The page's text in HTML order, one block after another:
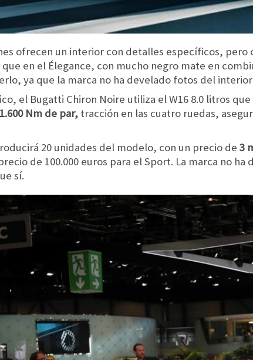
ofrecen un interior con detalles específicos,
en el Élegance, con mucho negro mate en
ya que la marca no ha develado fotos del
el Bugatti Chiron Noire utiliza el W16 8.0 litros
Nm de par, tracción en las cuatro ruedas,
20 unidades del modelo, con un precio de 3
de 100.000 euros para el Sport. La marca no
sí.